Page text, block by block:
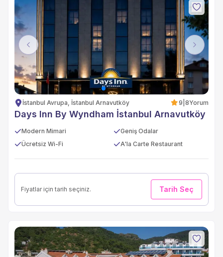
Previous Next
İstanbul Avrupa, İstanbul Arnavutköy 9 8Yorum
Days Inn By Wyndham İstanbul Arnavutköy
Modern Mimari
Geniş Odalar
Ücretsiz Wi-Fi
A'la Carte Restaurant
Fiyatlar için tarih seçiniz. Tarih Seç